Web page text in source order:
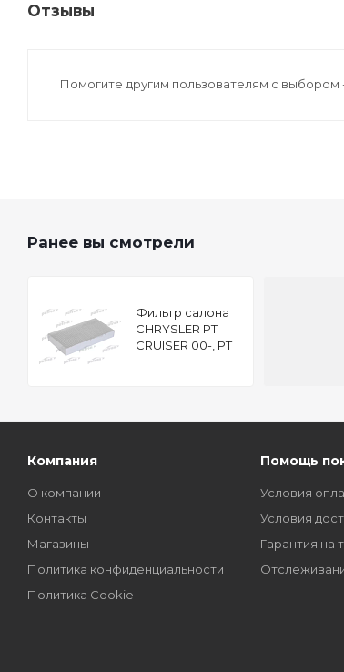
Отзывы
Помогите другим пользователям с
Ранее вы смотрели
Фильтр салона
CHRYSLER PT
CRUISER 00-, PT
Компания
О компании
Контакты
Магазины
Политика конфиденциальности
Политика Cookie
Помощь
Условия
Условия
Гарантия на